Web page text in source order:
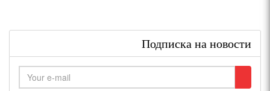
Подписка на новости